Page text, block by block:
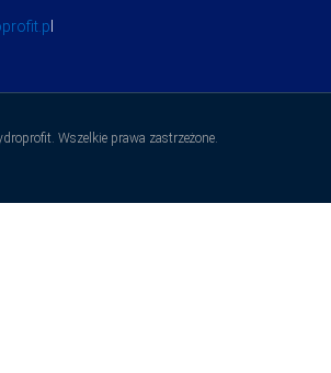
Wszelkie prawa zastrzeżone.